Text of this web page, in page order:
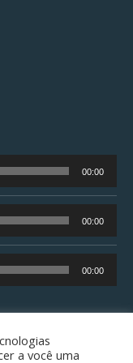
00:00
00:00
00:00
a você uma